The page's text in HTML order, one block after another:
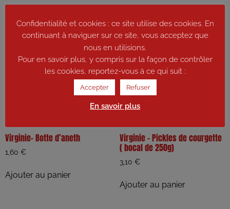
Virginie- Botte d’aneth
1,60 €
Ajouter au panier
Virginie – Pickles de courgette
( bocal de 250g)
3,10 €
Ajouter au panier
Confidentialité et cookies : ce site utilise des cookies. En
continuant à naviguer sur ce site, vous acceptez que
nous en utilisions.
Pour en savoir plus, y compris sur la façon de contrôler
les cookies, reportez-vous à ce qui suit :
Accepter Refuser
En savoir plus